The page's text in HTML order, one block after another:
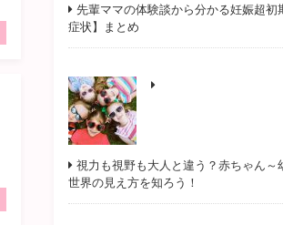
先輩ママの体験談から分かる妊娠超初
症状】まとめ
視力も視野も大人と違う？赤ちゃん～
世界の見え方を知ろう！